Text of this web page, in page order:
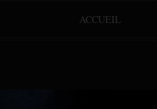
ACCUEIL